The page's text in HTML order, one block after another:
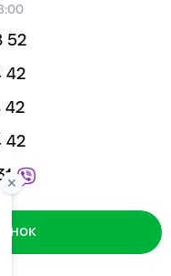
52
42
42
42